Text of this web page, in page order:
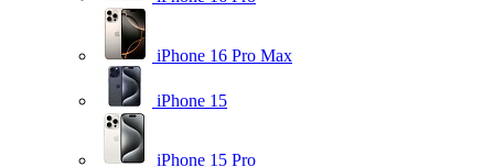
iPhone 16 Pro Max
iPhone 15
iPhone 15 Pro